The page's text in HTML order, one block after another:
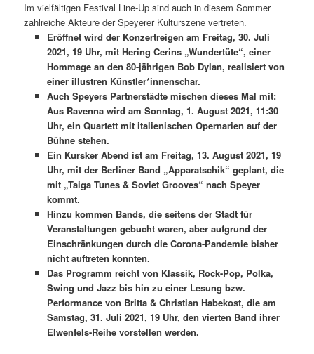
Im vielfältigen Festival Line-Up sind auch in diesem Sommer
zahlreiche Akteure der Speyerer Kulturszene vertreten.
Eröffnet wird der Konzertreigen am Freitag, 30. Juli
2021, 19 Uhr, mit Hering Cerins „Wundertüte“, einer
Hommage an den 80-jährigen Bob Dylan, realisiert von
einer illustren Künstler*innenschar.
Auch Speyers Partnerstädte mischen dieses Mal mit:
Aus Ravenna wird am Sonntag, 1. August 2021, 11:30
Uhr, ein Quartett mit italienischen Opernarien auf der
Bühne stehen.
Ein Kursker Abend ist am Freitag, 13. August 2021, 19
Uhr, mit der Berliner Band „Apparatschik“ geplant, die
mit „Taiga Tunes & Soviet Grooves“ nach Speyer
kommt.
Hinzu kommen Bands, die seitens der Stadt für
Veranstaltungen gebucht waren, aber aufgrund der
Einschränkungen durch die Corona-Pandemie bisher
nicht auftreten konnten.
Das Programm reicht von Klassik, Rock-Pop, Polka,
Swing und Jazz bis hin zu einer Lesung bzw.
Performance von Britta & Christian Habekost, die am
Samstag, 31. Juli 2021, 19 Uhr, den vierten Band ihrer
Elwenfels-Reihe vorstellen werden.